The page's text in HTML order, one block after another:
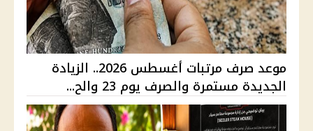
موعد صرف مرتبات أغسطس 2026.. الزيادة
الجديدة مستمرة والصرف يوم 23 والح...